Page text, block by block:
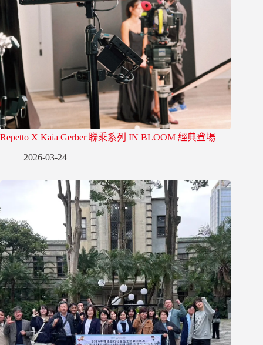
Repetto X Kaia Gerber 聯乘系列 IN BLOOM 經典登場
2026-03-24